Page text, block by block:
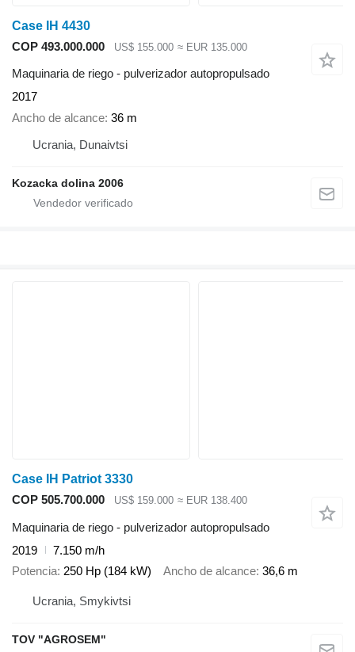
Case IH 4430
COP 493.000.000
US$ 155.000 ≈ EUR 135.000
Maquinaria de riego - pulverizador autopropulsado
2017
Ancho de alcance 36 m
Ucrania, Dunaivtsi
Kozacka dolina 2006
Case IH Patriot 3330
COP 505.700.000
US$ 159.000 ≈ EUR 138.400
Maquinaria de riego - pulverizador autopropulsado
2019
7.150 m/h
Potencia 250 Hp (184 kW) Ancho de alcance 36,6 m
Ucrania, Smykivtsi
TOV "AGROSEM"